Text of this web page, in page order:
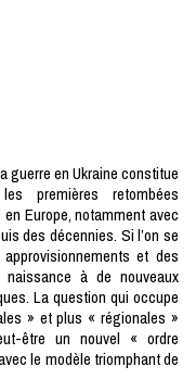
premières retombées
Europe, notamment avec
des décennies. Si l’on se
et des
à de nouveaux
La question qui occupe
» et plus « régionales »
être un nouvel « ordre
le modèle triomphant de